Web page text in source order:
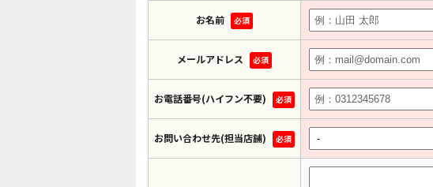
お名前 必須
メールアドレス 必須
お電話番号(ハイフン不要) 必須
お問い合わせ先(担当店舗) 必須